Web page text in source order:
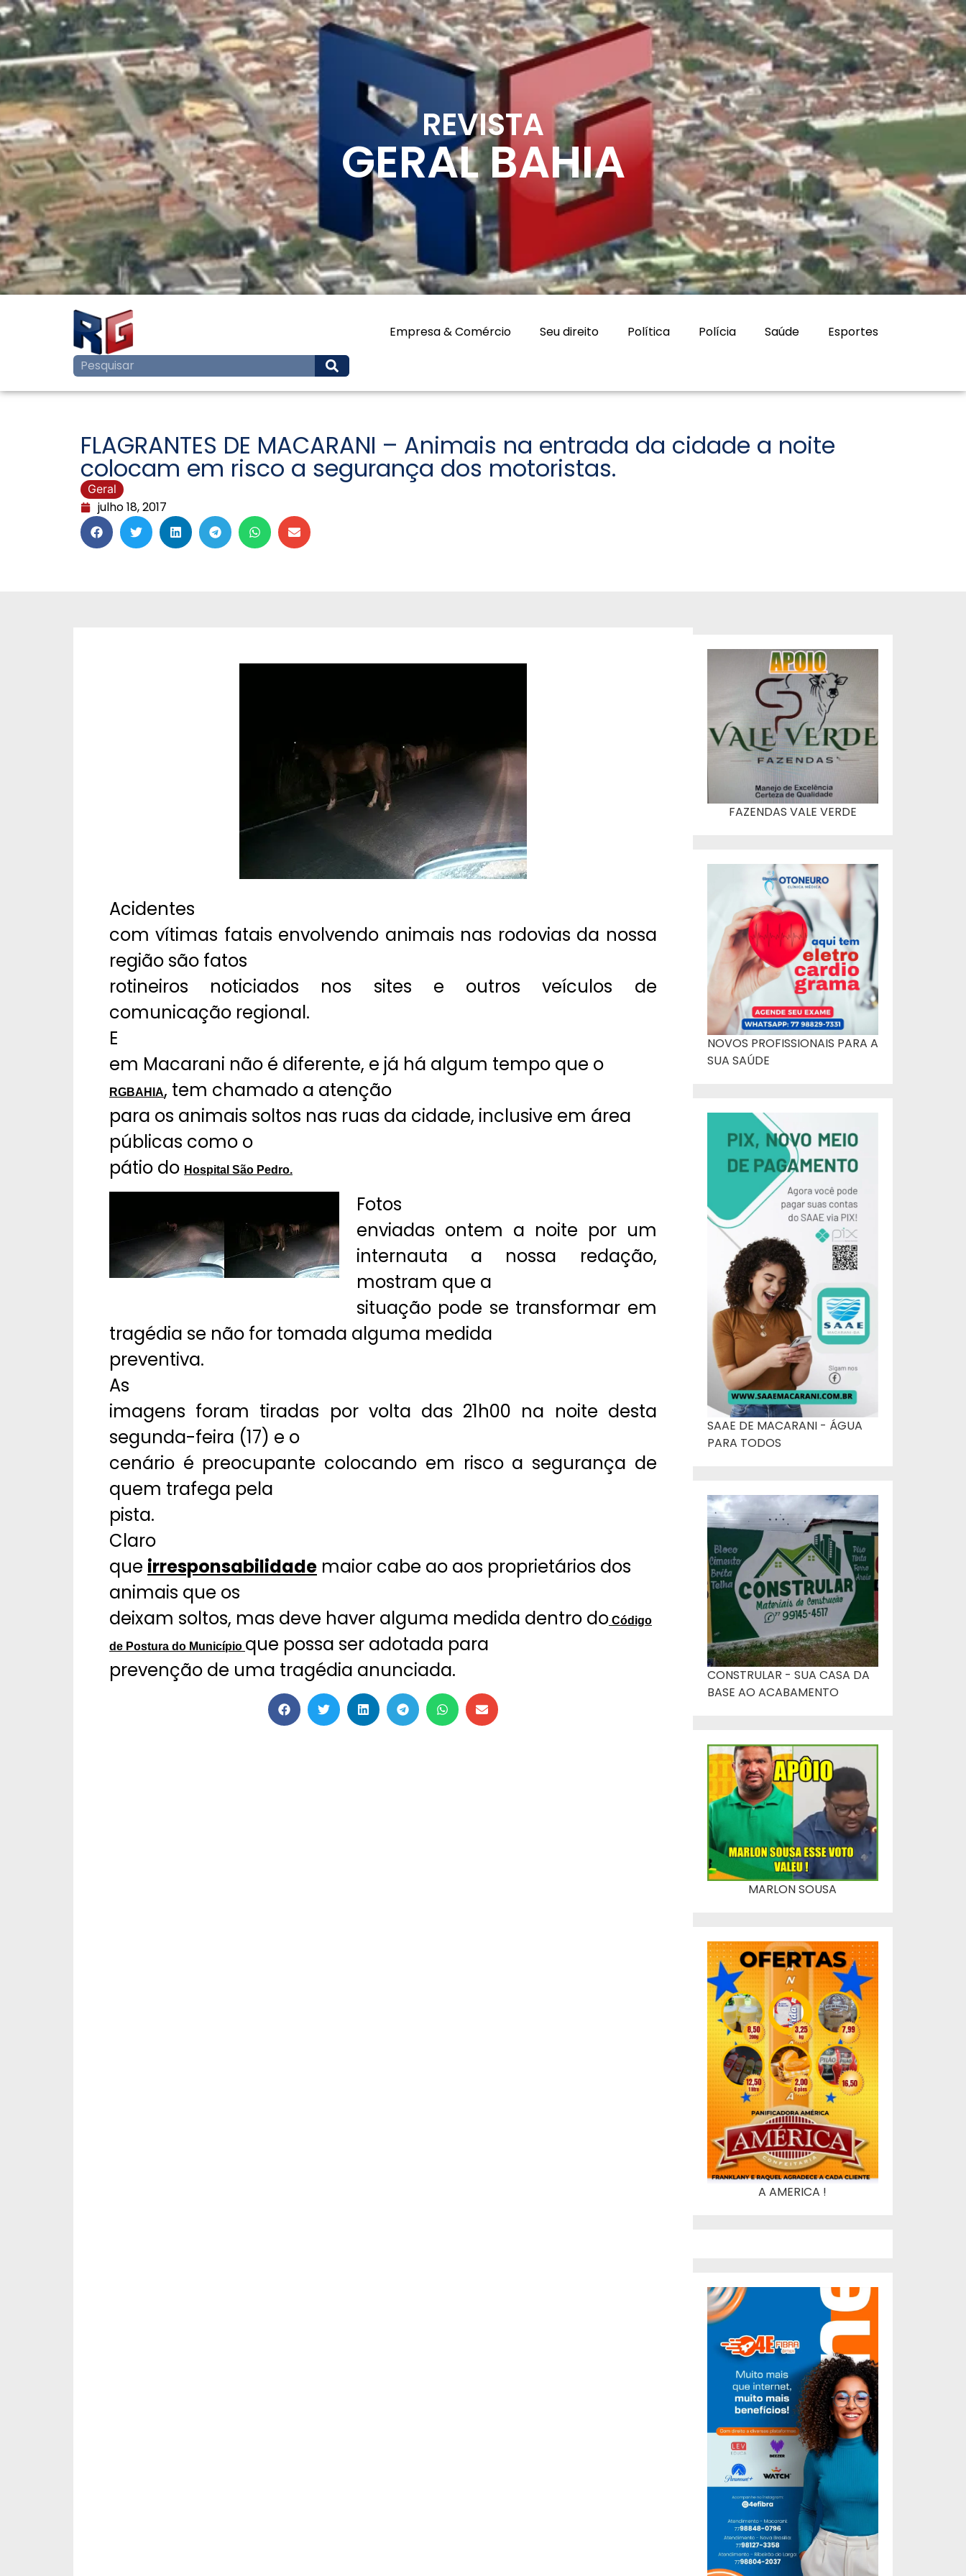
REVISTA
GERAL BAHIA
Empresa & Comércio Seu direito Política Polícia Saúde Esportes
FLAGRANTES DE MACARANI – Animais na entrada da cidade a noite
colocam em risco a segurança dos motoristas.
Geral
julho 18, 2017
Acidentes
com vítimas fatais envolvendo animais nas rodovias da nossa
região são fatos
rotineiros noticiados nos sites e outros veículos de
comunicação regional.
E
em Macarani não é diferente, e já há algum tempo que o
RGBAHIA, tem chamado a atenção
para os animais soltos nas ruas da cidade, inclusive em área
públicas como o
pátio do Hospital São Pedro.
Fotos
enviadas ontem a noite por um
internauta a nossa redação,
mostram que a
situação pode se transformar em
tragédia se não for tomada alguma medida
preventiva.
As
imagens foram tiradas por volta das 21h00 na noite desta
segunda-feira (17) e o
cenário é preocupante colocando em risco a segurança de
quem trafega pela
pista.
Claro
que irresponsabilidade maior cabe ao aos proprietários dos
animais que os
deixam soltos, mas deve haver alguma medida dentro do Código
de Postura do Município que possa ser adotada para
prevenção de uma tragédia anunciada.
FAZENDAS VALE VERDE
NOVOS PROFISSIONAIS PARA A
SUA SAÚDE
SAAE DE MACARANI - ÁGUA
PARA TODOS
CONSTRULAR - SUA CASA DA
BASE AO ACABAMENTO
MARLON SOUSA
A AMERICA !